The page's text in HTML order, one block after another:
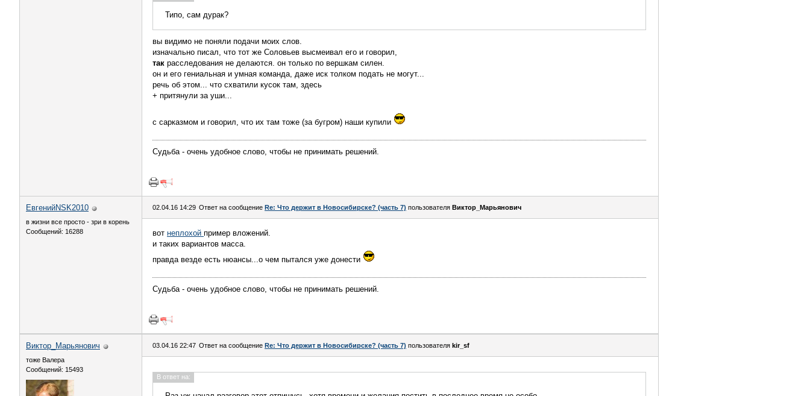
Типо, сам дурак?
вы видимо не поняли подачи моих слов.
изначально писал, что тот же Соловьев высмеивал его и говорил,
так расследования не делаются. он только по вершкам силен.
он и его гениальная и умная команда, даже иск толком подать не могут...
речь об этом... что схватили кусок там, здесь
+ притянули за уши...
с сарказмом и говорил, что их там тоже (за бугром) наши купили
Судьба - очень удобное слово, чтобы не принимать решений.
ЕвгенийNSK2010
в жизни все просто - зри в корень
Сообщений: 16288
02.04.16 14:29 Ответ на сообщение Re: Что держит в Новосибирске? (часть 7) пользователя Виктор_Марьянович
вот неплохой пример вложений.
и таких вариантов масса.
правда везде есть нюансы...о чем пытался уже донести
Судьба - очень удобное слово, чтобы не принимать решений.
Виктор_Марьянович
тоже Валера
Сообщений: 15493
03.04.16 22:47 Ответ на сообщение Re: Что держит в Новосибирске? (часть 7) пользователя kir_sf
В ответ на: